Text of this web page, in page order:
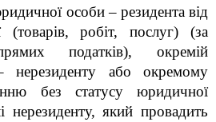
особи – резидента від
(товарів, робіт, послуг) (за
податків), окремій
нерезиденту або окремому
без статусу юридичної
який провадить